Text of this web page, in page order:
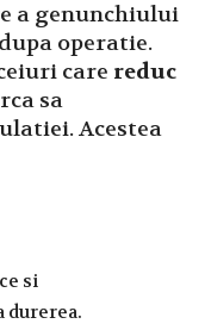
a genunchiului
operatie.
care reduc
sa
Acestea
si
durerea.